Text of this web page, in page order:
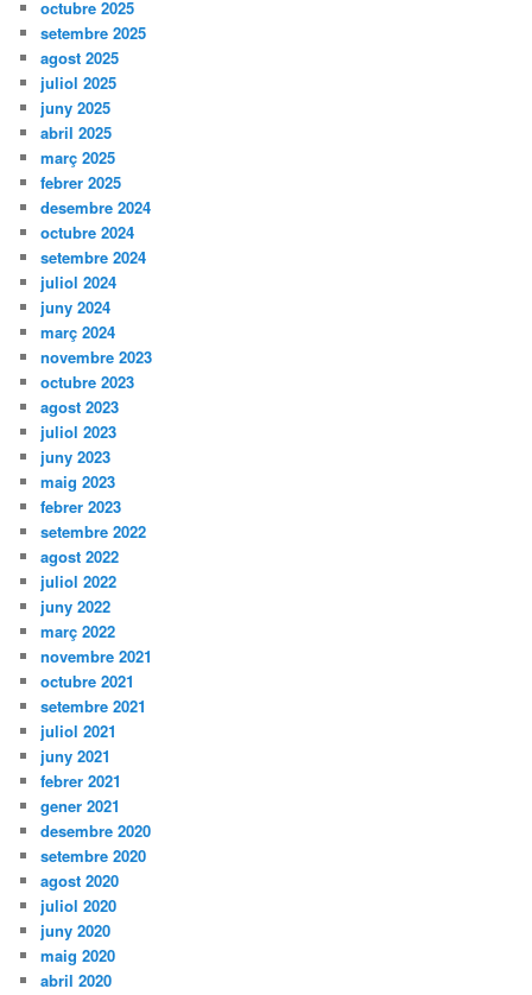
octubre 2025
setembre 2025
agost 2025
juliol 2025
juny 2025
abril 2025
març 2025
febrer 2025
desembre 2024
octubre 2024
setembre 2024
juliol 2024
juny 2024
març 2024
novembre 2023
octubre 2023
agost 2023
juliol 2023
juny 2023
maig 2023
febrer 2023
setembre 2022
agost 2022
juliol 2022
juny 2022
març 2022
novembre 2021
octubre 2021
setembre 2021
juliol 2021
juny 2021
febrer 2021
gener 2021
desembre 2020
setembre 2020
agost 2020
juliol 2020
juny 2020
maig 2020
abril 2020